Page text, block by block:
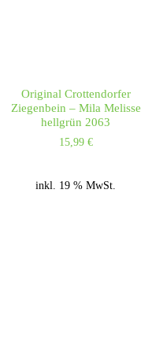
Original Crottendorfer
Ziegenbein – Mila Melisse
hellgrün 2063
15,99 €
inkl. 19 % MwSt.